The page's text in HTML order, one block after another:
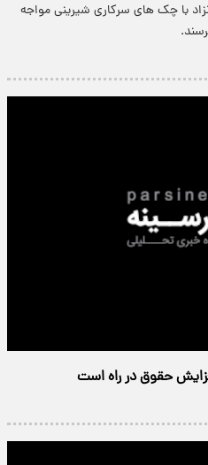
با چک های سرکاری شیرینی مواجه
حقوق در راه است